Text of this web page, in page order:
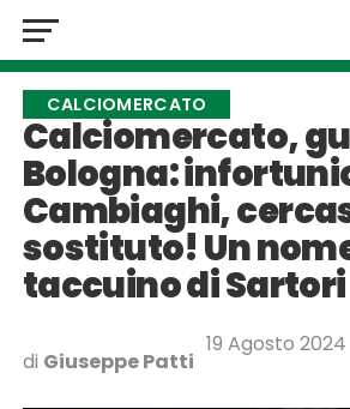
CALCIOMERCATO
Calciomercato,
Bologna:
Cambiaghi,
sostituto! Un
taccuino di Sartori
di Giuseppe Patti
19 Agosto 2024